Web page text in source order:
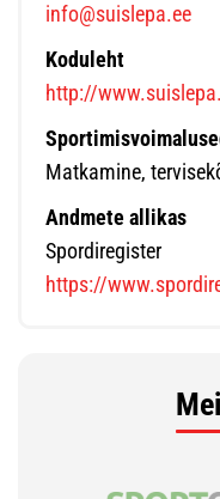
info@suislepa.ee
Koduleht
http://
Matkamine,
Andmete allikas
Spordiregister
https://